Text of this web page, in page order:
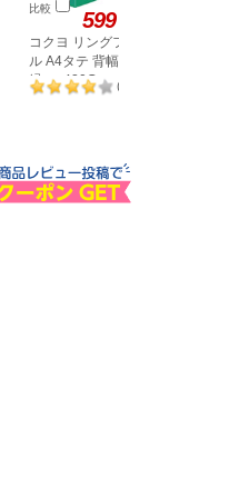
比較 599
コクヨ リングファイ
ル A4タテ 背幅30mm
緑 フ-420G
(